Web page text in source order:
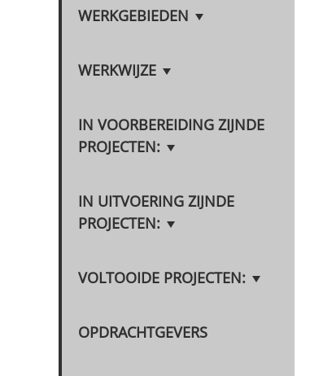
WERKGEBIEDEN
WERKWIJZE
IN VOORBEREIDING ZIJNDE
PROJECTEN:
IN UITVOERING ZIJNDE
PROJECTEN:
VOLTOOIDE PROJECTEN:
OPDRACHTGEVERS